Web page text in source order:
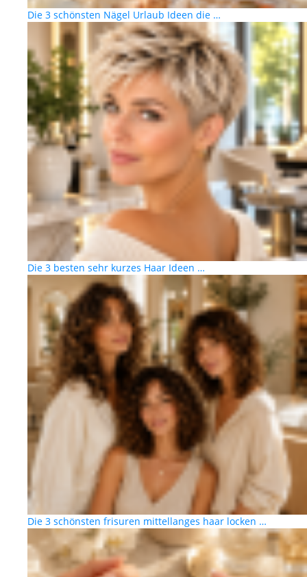
Die 3 schönsten Nägel Urlaub Ideen die …
Die 3 besten sehr kurzes Haar Ideen …
Die 3 schönsten frisuren mittellanges haar locken …